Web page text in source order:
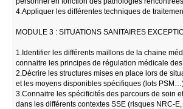
4.Appliquer les différentes techniques de
MODULE 3 : SITUATIONS SANITAIRES
1.Identifier les différents maillons de la chaine
connaitre les principes de régulation médicale
2.Décrire les structures mises en place lors de
et les moyens disponibles spécifiques (lots
3.Connaitre les spécificités des parcours de soin
dans les différents contextes SSE (risques NRC-